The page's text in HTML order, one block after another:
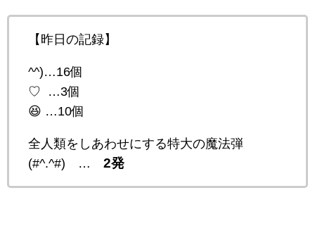
【昨日の記録】
^^)…16個
♡ …3個
😆 …10個
全人類をしあわせにする特大の魔法弾
(#^.^#) … 2発